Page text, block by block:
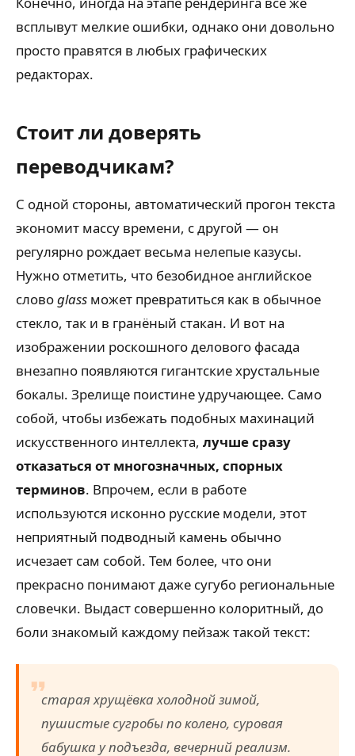
всплывут мелкие ошибки, однако они довольно
просто правятся в любых графических
редакторах.
Стоит ли доверять
переводчикам?
С одной стороны, автоматический прогон текста
экономит массу времени, с другой — он
регулярно рождает весьма нелепые казусы.
Нужно отметить, что безобидное английское
словоglass может превратиться как в обычное
стекло, так и в гранёный стакан. И вот на
изображении роскошного делового фасада
внезапно появляются гигантские хрустальные
бокалы. Зрелище поистине удручающее. Само
собой, чтобы избежать подобных махинаций
искусственного интеллекта, лучше сразу
отказаться от многозначных, спорных
терминов. Впрочем, если в работе
используются исконно русские модели, этот
неприятный подводный камень обычно
исчезает сам собой. Тем более, что они
прекрасно понимают даже сугубо региональные
словечки. Выдаст совершенно колоритный, до
боли знакомый каждому пейзаж такой текст:
старая хрущёвка холодной зимой,
пушистые сугробы по колено, суровая
бабушка у подъезда, вечерний реализм.